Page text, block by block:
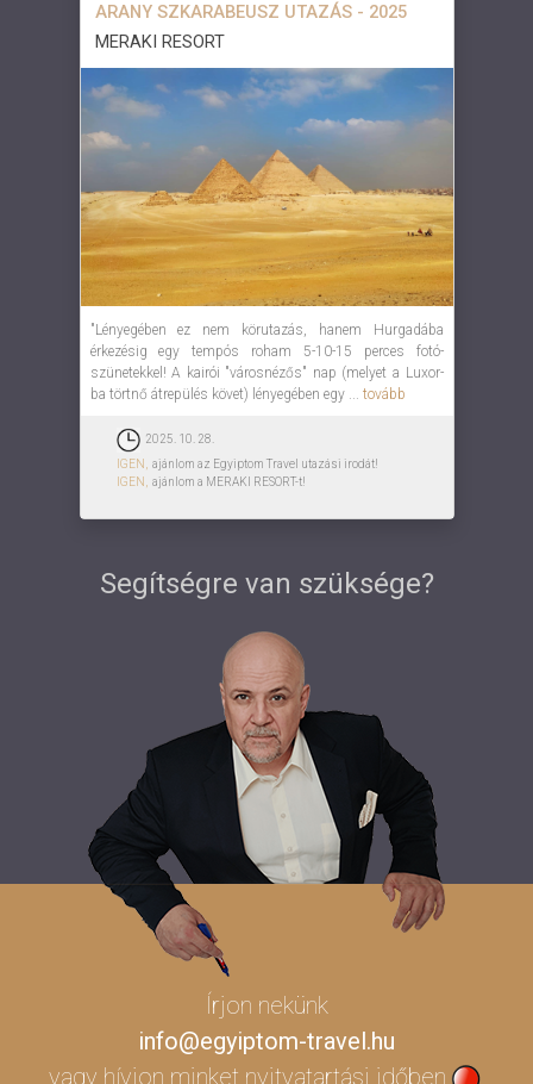
ARANY SZKARABEUSZ UTAZÁS - 2025
MERAKI RESORT
"Lényegében ez nem körutazás, hanem Hurgadába
érkezésig egy tempós roham 5-10-15 perces fotó-
szünetekkel! A kairói "városnézős" nap (melyet a Luxor-
ba törtnő átrepülés követ) lényegében egy ... tovább
2025. 10. 28.
IGEN,
ajánlom az Egyiptom Travel utazási irodát!
IGEN,
ajánlom a MERAKI RESORT-t!
Segítségre van szüksége?
Írjon nekünk
info@egyiptom-travel.hu
vagy hívjon minket nyitvatartási időben